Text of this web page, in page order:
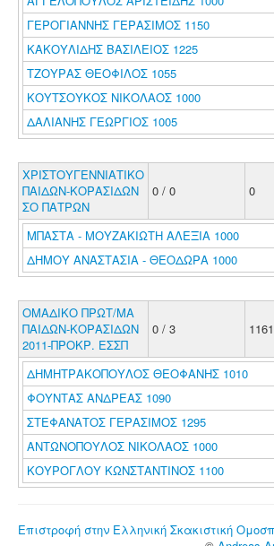
ΓΕΡΟΓΙΑΝΝΗΣ ΓΕΡΑΣΙΜΟΣ 1150
ΚΑΚΟΥΛΙΔΗΣ ΒΑΣΙΛΕΙΟΣ 1225
ΤΖΟΥΡΑΣ ΘΕΟΦΙΛΟΣ 1055
ΚΟΥΤΣΟΥΚΟΣ ΝΙΚΟΛΑΟΣ 1000
ΔΑΛΙΑΝΗΣ ΓΕΩΡΓΙΟΣ 1005
ΧΡΙΣΤΟΥΓΕΝΝΙΑΤΙΚΟ
ΠΑΙΔΩΝ-ΚΟΡΑΣΙΔΩΝ
ΣΟ ΠΑΤΡΩΝ
0 / 0 0
ΜΠΑΣΤΑ - ΜΟΥΖΑΚΙΩΤΗ ΑΛΕΞΙΑ 1000
ΔΗΜΟΥ ΑΝΑΣΤΑΣΙΑ - ΘΕΟΔΩΡΑ 1000
ΟΜΑΔΙΚΟ ΠΡΩΤ/ΜΑ
ΠΑΙΔΩΝ-ΚΟΡΑΣΙΔΩΝ
2011-ΠΡΟΚΡ. ΕΣΣΠ
0 / 3
ΔΗΜΗΤΡΑΚΟΠΟΥΛΟΣ ΘΕΟΦΑΝΗΣ 1010
ΦΟΥΝΤΑΣ ΑΝΔΡΕΑΣ 1090
ΣΤΕΦΑΝΑΤΟΣ ΓΕΡΑΣΙΜΟΣ 1295
ΑΝΤΩΝΟΠΟΥΛΟΣ ΝΙΚΟΛΑΟΣ 1000
ΚΟΥΡΟΓΛΟΥ ΚΩΝΣΤΑΝΤΙΝΟΣ 1100
Επιστροφή στην Ελληνική Σκακιστική